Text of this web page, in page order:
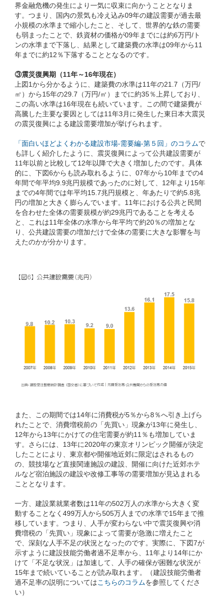
界金融危機の発生により一気に収束に向かうこととなりま
す。つまり、国内の景気も冷え込み09年の建設需要が過去最
小規模の水準まで縮小したこと、そして、世界的な鉄の需要
も弱まったことで、鉄資材の価格が09年までには約6万円/ト
ンの水準まで下落し、結果として建築費の水準は09年から11
年までに約12％下落することとなるのです。
③震災復興期（11年～16年現在）
上図1から分かるように、建築費の水準は11年の21.7（万円/
㎡）から15年の29.7（万円/㎡）までに約35％上昇しており、
この高い水準は16年現在も続いています。この間で建築費が
高騰した主要な要因としては11年3月に発生した東日本大震災
の震災復興による建設需要増加が挙げられます。
「面白いほどよくわかる建設市場-需要編-第５回」のコラムで
も詳しく紹介したように、震災復興によって公共建設需要が
11年以前と比較して12年以降で大きく増加したのです。具体
的に、下図6からも読み取れるように、07年から10年までの4
年間で年平均9.9兆円規模であったのに対して、12年より15年
までの4年間では年平均15.7兆円規模と、年あたりで約5.8兆
円の増加と大きく膨らんでいます。11年における公共と民間
を合わせた全体の需要規模が約29兆円であることを考える
と、これは11年全体の水準から年平均で約20％の増加とな
り、公共建設需要の増加だけで全体の需要に大きな影響を与
えたのかが分かります。
また、この期間では14年に消費税が5％から8％へ引き上げら
れたことで、消費増税前の「先買い」現象が13年に発生し、
12年から13年にかけての住宅需要が約11％も増加していま
す。さらには、13年に2020年の東京オリンピック開催が決定
したことにより、東京都や開催地近郊に限定はされるもの
の、競技場など直接関連施設の建設、開催に向けた近郊ホテ
ルなど宿泊施設の建設や改修工事等の需要増加が見込まれる
こととなります。
一方、建設業就業者数は11年の502万人の水準から大きく変
動することなく499万人から505万人までの水準で15年まで推
移しています。つまり、人手が変わらない中で震災復興や消
費増税の「先買い」現象によって需要が急激に増えたこと
で、深刻な人手不足の状況となったのです。実際に、下図7が
示すように建設技能労働者過不足率から、11年より14年にか
けて「不足な状況」は加速して、人手の確保が困難な状況が
15年まで続いていることが読み取れます。（建設技能労働者
過不足率の説明についてはこちらのコラムを参照してくださ
い）